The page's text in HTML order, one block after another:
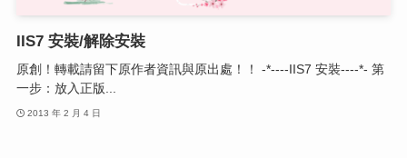
IIS7 安裝/解除安裝
原創！轉載請留下原作者資訊與原出處！！ -*----IIS7 安裝----*- 第
一步：放入正版...
2013 年 2 月 4 日